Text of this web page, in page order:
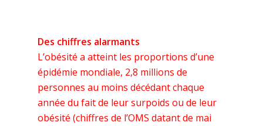
Des chiffres alarmants
L’obésité a atteint les proportions d’une
épidémie mondiale, 2,8 millions de
personnes au moins décédant chaque
année du fait de leur surpoids ou de leur
obésité (chiffres de l’OMS datant de mai